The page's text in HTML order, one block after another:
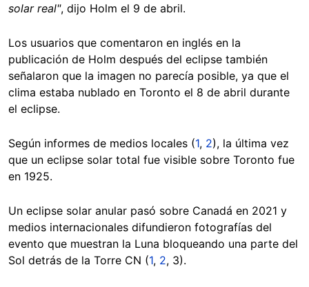
solar real", dijo Holm el 9 de abril.
Los usuarios que comentaron en inglés en la
publicación de Holm después del eclipse también
señalaron que la imagen no parecía posible, ya que el
clima estaba nublado en Toronto el 8 de abril durante
el eclipse.
Según informes de medios locales (1, 2), la última vez
que un eclipse solar total fue visible sobre Toronto fue
en 1925.
Un eclipse solar anular pasó sobre Canadá en 2021 y
medios internacionales difundieron fotografías del
evento que muestran la Luna bloqueando una parte del
Sol detrás de la Torre CN (1, 2, 3).